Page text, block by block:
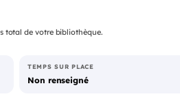
total de votre bibliothèque.
TEMPS SUR PLACE
Non renseigné